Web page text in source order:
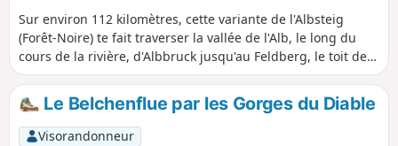
Sur environ 112 kilomètres, cette variante de l'Albsteig
(Forêt-Noire) te fait traverser la vallée de l'Alb, le long du
cours de la rivière, d'Albbruck jusqu'au Feldberg, le toit de
la Forêt-Noire du Sud. La première étape te mène
d'Albbruck en remontant la rivière, à travers la pittoresque
vallée de l'Alb, puis, vers la fin, à travers la vallée du
Höllbach jusqu'à Göhrwihl.
Le Belchenflue par les Gorges du Diable
Visorandonneur